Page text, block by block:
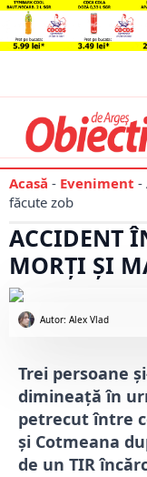
Acasă - Eveniment -
făcute zob
ACCIDENT
MORȚI ȘI
Autor: Alex Vlad
Trei persoane
dimineață în
petrecut între
și Cotmeana
de un TIR